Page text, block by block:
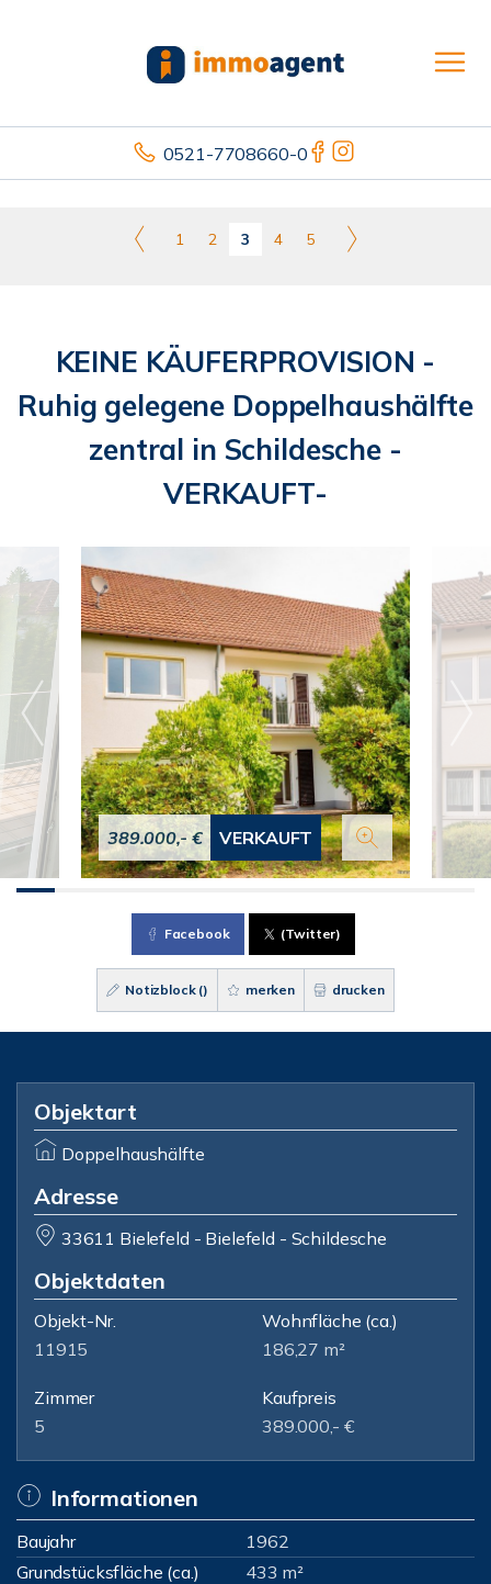
0521-7708660-0
1 2 3 4 5
KEINE KÄUFERPROVISION -
Ruhig gelegene Doppelhaushälfte
zentral in Schildesche -
VERKAUFT-
389.000,- € VERKAUFT
Facebook (Twitter)
Notizblock () merken drucken
Objektart
Doppelhaushälfte
Adresse
33611 Bielefeld - Bielefeld - Schildesche
Objektdaten
Objekt-Nr.
11915
Wohnfläche (ca.)
186,27 m²
Zimmer
5
Kaufpreis
389.000,- €
Informationen
Baujahr
1962
Grundstücksfläche (ca.)
433 m²